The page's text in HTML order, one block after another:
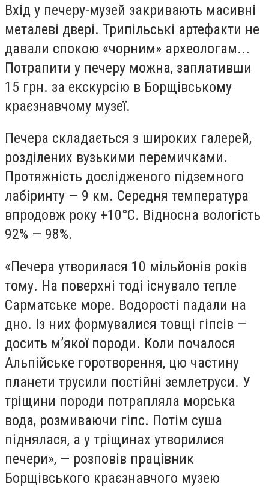
Вхід у печеру-музей закривають масивні
металеві двері. Трипільські артефакти не
давали спокою «чорним» археологам...
Потрапити у печеру можна, заплативши
15 грн. за екскурсію в Борщівському
краєзнавчому музеї.
Печера складається з широких галерей,
розділених вузькими перемичками.
Протяжність дослідженого підземного
лабіринту — 9 км. Середня температура
впродовж року +10°С. Відносна вологість
92% — 98%.
«Печера утворилася 10 мільйонів років
тому. На поверхні тоді існувало тепле
Сарматське море. Водорості падали на
дно. Із них формувалися товщі гіпсів —
досить м’якої породи. Коли почалося
Альпійське горотворення, цю частину
планети трусили постійні землетруси. У
тріщини породи потрапляла морська
вода, розмиваючи гіпс. Потім суша
піднялася, а у тріщинах утворилися
печери», — розповів працівник
Борщівського краєзнавчого музею